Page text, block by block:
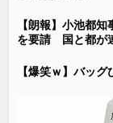
【朗報】小池都
を要請 国と都が
【爆笑ｗ】バッ